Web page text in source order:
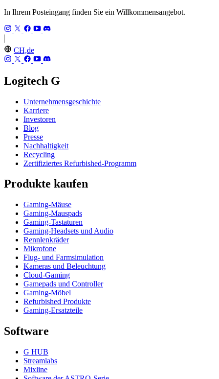
In Ihrem Posteingang finden Sie ein Willkommensangebot.
CH,de
Logitech G
Unternehmensgeschichte
Karriere
Investoren
Blog
Presse
Nachhaltigkeit
Recycling
Zertifiziertes Refurbished-Programm
Produkte kaufen
Gaming-Mäuse
Gaming-Mauspads
Gaming-Tastaturen
Gaming-Headsets und Audio
Rennlenkräder
Mikrofone
Flug- und Farmsimulation
Kameras und Beleuchtung
Cloud-Gaming
Gamepads und Controller
Gaming-Möbel
Refurbished Produkte
Gaming-Ersatzteile
Software
G HUB
Streamlabs
Mixline